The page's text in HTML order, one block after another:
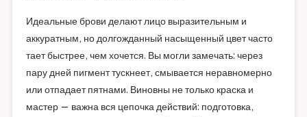
Идеальные брови делают лицо выразительным и
аккуратным, но долгожданный насыщенный цвет часто
тает быстрее, чем хочется. Вы могли замечать: через
пару дней пигмент тускнеет, смывается неравномерно
или отпадает пятнами. Виновны не только краска и
мастер — важна вся цепочка действий: подготовка,